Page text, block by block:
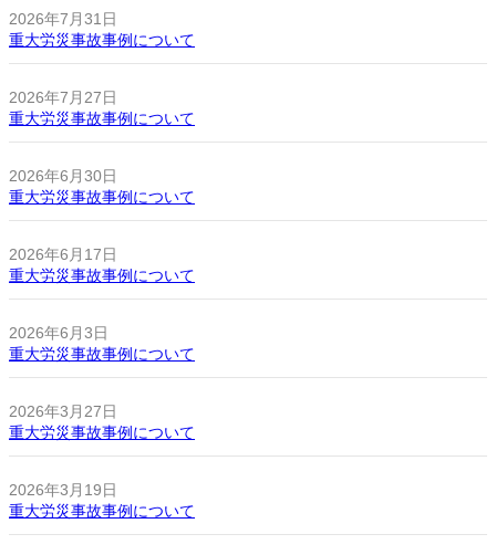
2026年7月31日
重大労災事故事例について
2026年7月27日
重大労災事故事例について
2026年6月30日
重大労災事故事例について
2026年6月17日
重大労災事故事例について
2026年6月3日
重大労災事故事例について
2026年3月27日
重大労災事故事例について
2026年3月19日
重大労災事故事例について